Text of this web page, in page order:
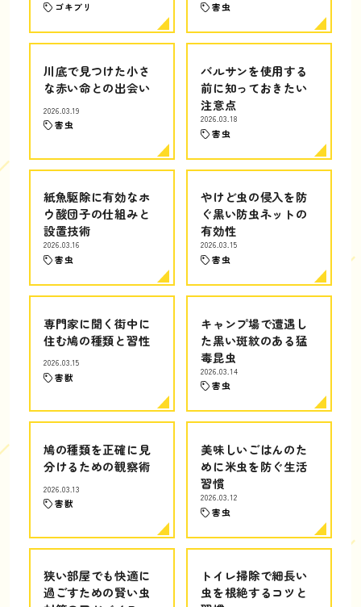
ゴキブリ 害虫
川底で見つけた小さ
な赤い命との出会い
2026.03.19
害虫
バルサンを使用する
前に知っておきたい
注意点
2026.03.18
害虫
紙魚駆除に有効なホ
ウ酸団子の仕組みと
設置技術
2026.03.16
害虫
やけど虫の侵入を防
ぐ黒い防虫ネットの
有効性
2026.03.15
害虫
専門家に聞く街中に
住む鳩の種類と習性
2026.03.15
害獣
キャンプ場で遭遇し
た黒い斑紋のある猛
毒昆虫
2026.03.14
害虫
鳩の種類を正確に見
分けるための観察術
2026.03.13
害獣
美味しいごはんのた
めに米虫を防ぐ生活
習慣
2026.03.12
害虫
狭い部屋でも快適に
過ごすための賢い虫
トイレ掃除で細長い
虫を根絶するコツと